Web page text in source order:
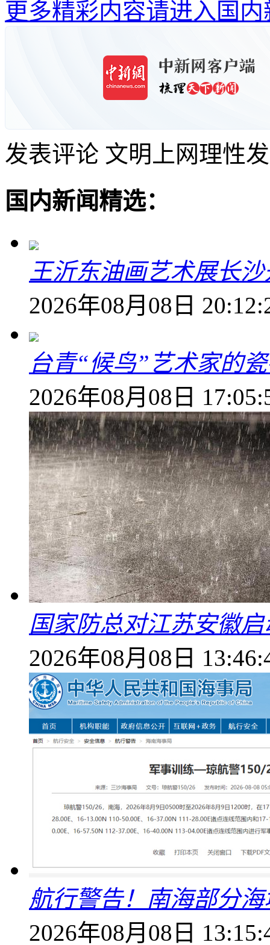
更多精彩内容请进入国内
发表评论 文明上网理性
国内新闻精选：
王沂东油画艺术展长
2026年08月08日
台青“候鸟”艺术家的
2026年08月08日
国家防总对江苏安徽
2026年08月08日
航行警告！南海部分
2026年08月08日